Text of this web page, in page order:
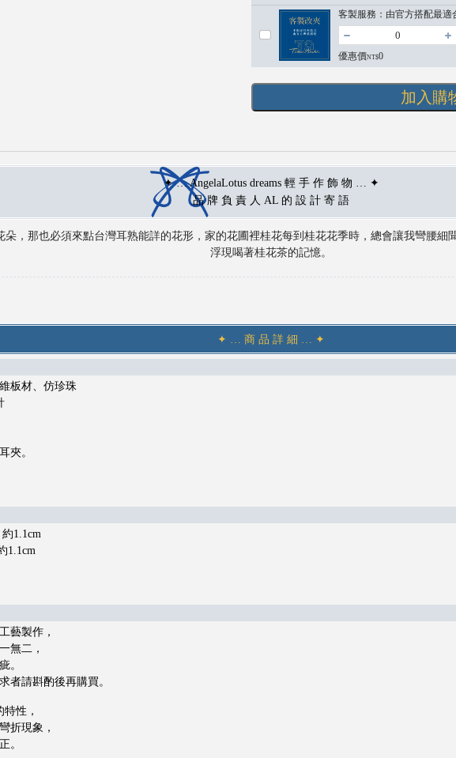
客製服務：由官方搭配最適
優惠價NT$0
加入購
✦ … AngelaLotus dreams 輕 手 作 飾 物 … ✦
品 牌 負 責 人 AL 的 設 計 寄 語
朵，那也必須來點台灣耳熟能詳的花形，家的花圃裡桂花每到桂花花季時，總會讓我彎腰細
浮現喝著桂花茶的記憶。
✦ … 商 品 詳 細 … ✦
板材、仿珍珠
夾。
1.1cm
1.1cm
藝製作，
無二，
。
者請斟酌後再購買。
性，
折現象，
。